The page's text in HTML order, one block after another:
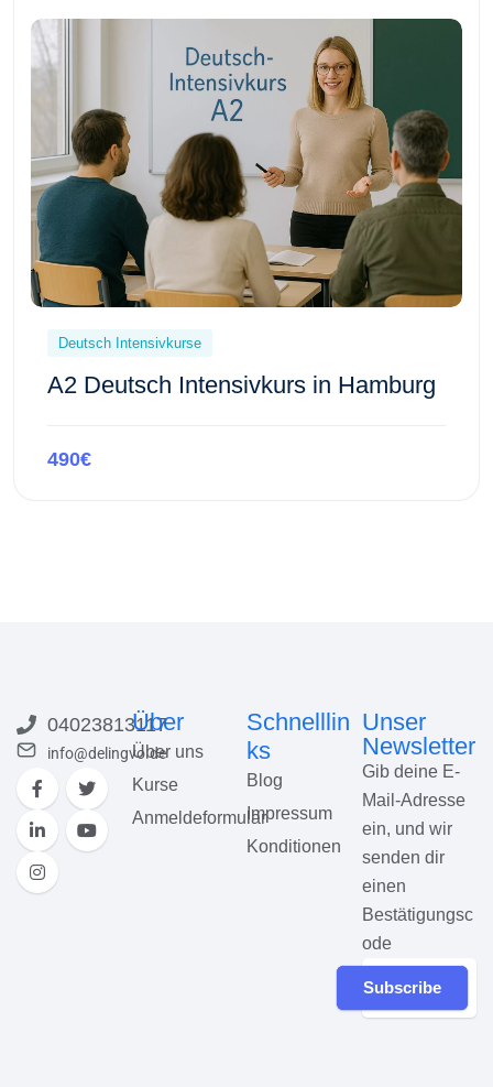
Deutsch Intensivkurse
A2 Deutsch Intensivkurs in Hamburg
490€
04023813117
info@delingvo.de
Über
Über uns
Kurse
Anmeldeformular
Schnelllin
ks
Blog
Impressum
Konditionen
Unser
Newsletter
Gib deine E-
Mail-Adresse
ein, und wir
senden dir
einen
Bestätigungsc
ode
Subscribe